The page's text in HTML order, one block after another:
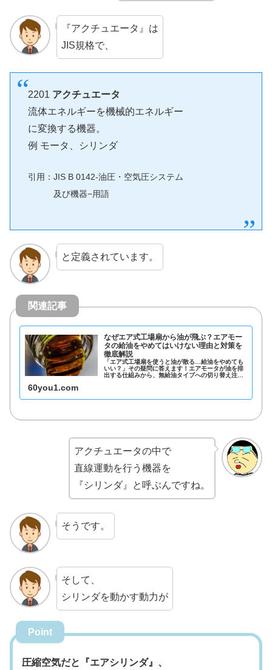
『アクチュエータ』は
JIS規格で、
2201 アクチュエータ
流体エネルギーを機械的エネルギー
に変換する機器。
例 モータ、シリンダ
引用：JIS B 0142-油圧・空気圧システム
及び機器−用語
と定義されています。
関連記事
なぜエア式工場扇から油が飛ぶ？エアモー
タの給油をやめてはいけない理由と対策を
徹底解説
「エア式工場扇を使うと油が散る…給油をやめても
いい？」その疑問に答えます！エアモータが油を排
出する仕組みから、無給油タイプへの切り替え注意
60you1.com
アクチュエータの中で
直線運動を行う機器を
『シリンダ』と呼ぶんですね。
そうです。
そして、
シリンダを動かす動力が
Point
圧縮空気だと『エアシリンダ』、